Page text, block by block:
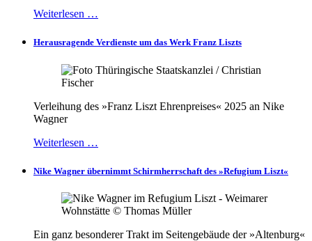
Weiterlesen …
Herausragende Verdienste um das Werk Franz Liszts
Verleihung des »Franz Liszt Ehrenpreises« 2025 an Nike
Wagner
Weiterlesen …
Nike Wagner übernimmt Schirmherrschaft des »Refugium Liszt«
Ein ganz besonderer Trakt im Seitengebäude der »Altenburg«